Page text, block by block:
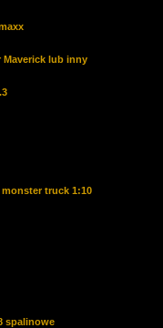
lub inny
monster truck 1:10
spalinowe